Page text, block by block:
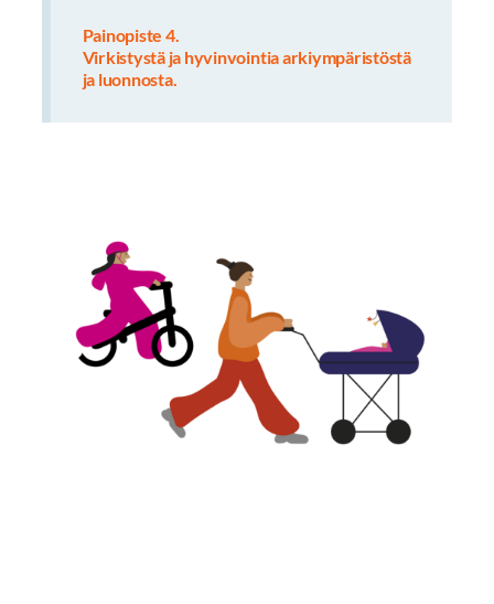
Painopiste 4.
Virkistystä ja hyvinvointia arkiympäristöstä
ja luonnosta.